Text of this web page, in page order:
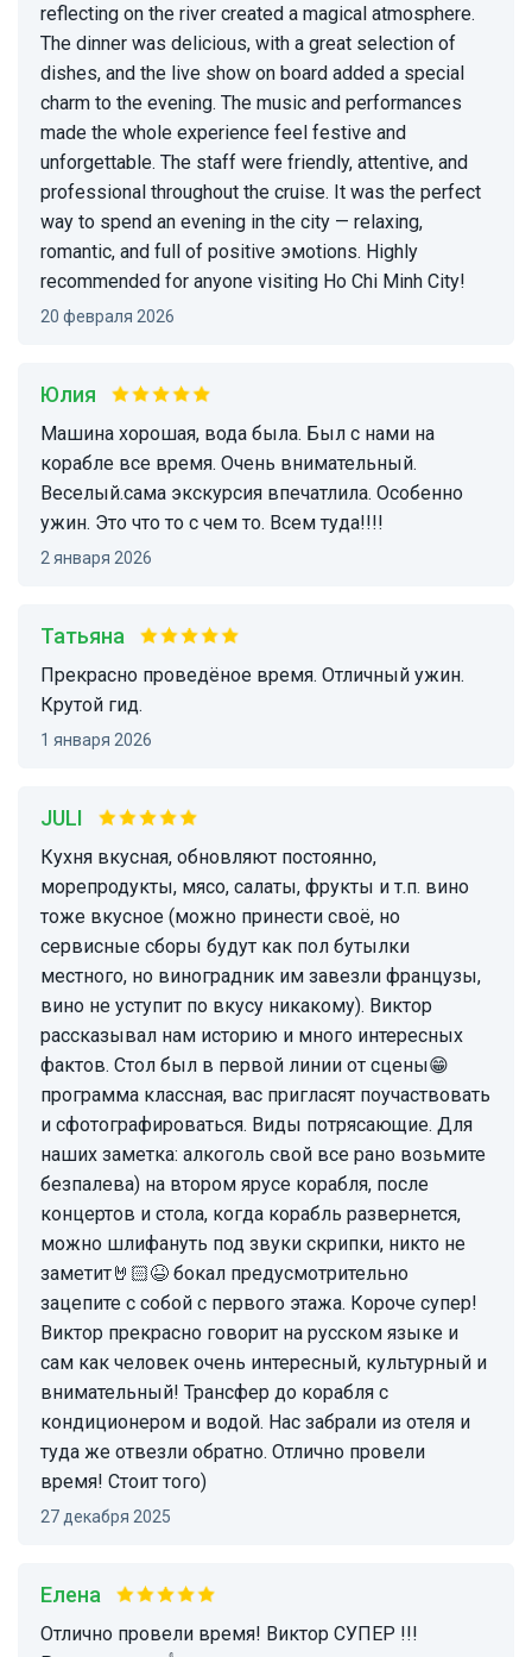
reflecting on the river created a magical atmosphere.
The dinner was delicious, with a great selection of
dishes, and the live show on board added a special
charm to the evening. The music and performances
made the whole experience feel festive and
unforgettable. The staff were friendly, attentive, and
professional throughout the cruise. It was the perfect
way to spend an evening in the city — relaxing,
romantic, and full of positive эмоtions. Highly
recommended for anyone visiting Ho Chi Minh City!
20 февраля 2026
Юлия
Машина хорошая, вода была. Был с нами на
корабле все время. Очень внимательный.
Веселый.сама экскурсия впечатлила. Особенно
ужин. Это что то с чем то. Всем туда!!!!
2 января 2026
Татьяна
Прекрасно проведёное время. Отличный ужин.
Крутой гид.
1 января 2026
JULI
Кухня вкусная, обновляют постоянно,
морепродукты, мясо, салаты, фрукты и т.п. вино
тоже вкусное (можно принести своё, но
сервисные сборы будут как пол бутылки
местного, но виноградник им завезли французы,
вино не уступит по вкусу никакому). Виктор
рассказывал нам историю и много интересных
фактов. Стол был в первой линии от сцены😁
программа классная, вас пригласят поучаствовать
и сфотографироваться. Виды потрясающие. Для
наших заметка: алкоголь свой все рано возьмите
безпалева) на втором ярусе корабля, после
концертов и стола, когда корабль развернется,
можно шлифануть под звуки скрипки, никто не
заметит🤘🏻😆 бокал предусмотрительно
зацепите с собой с первого этажа. Короче супер!
Виктор прекрасно говорит на русском языке и
сам как человек очень интересный, культурный и
внимательный! Трансфер до корабля с
кондиционером и водой. Нас забрали из отеля и
туда же отвезли обратно. Отлично провели
время! Стоит того)
27 декабря 2025
Елена
Отлично провели время! Виктор СУПЕР !!!